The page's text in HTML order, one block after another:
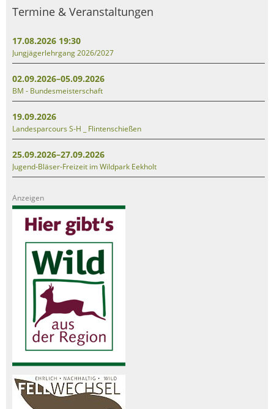
Termine & Veranstaltungen
17.08.2026 19:30
Jungjägerlehrgang 2026/2027
02.09.2026–05.09.2026
BM - Bundesmeisterschaft
19.09.2026
Landesparcours S-H _ Flintenschießen
25.09.2026–27.09.2026
Jugend-Bläser-Freizeit im Wildpark Eekholt
Anzeigen